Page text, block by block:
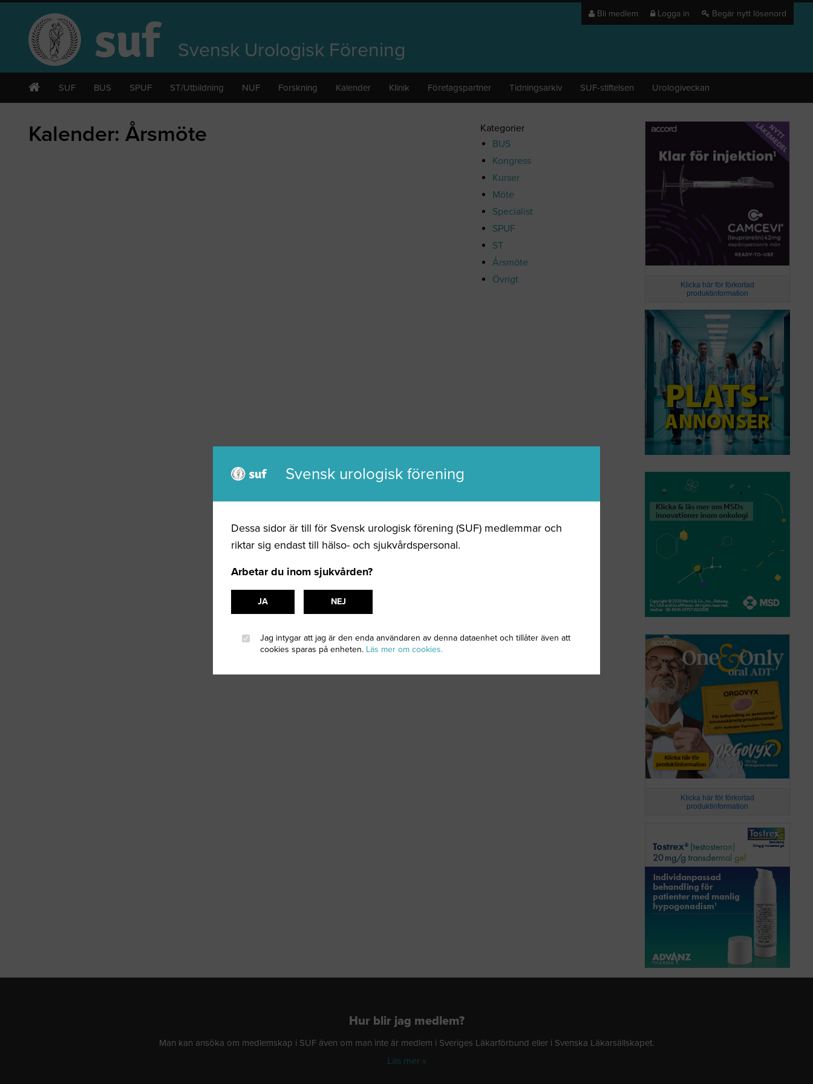
Bli medlem Logga in Begär nytt lösenord
Svensk Urologisk Förening
SUF BUS SPUF ST/Utbildning NUF Forskning Kalender Klinik Företagspartner Tidningsarkiv SUF-stiftelsen Urologiveckan
Kalender: Årsmöte
Kategorier
BUS
Kongress
Kurser
Möte
Specialist
SPUF
ST
Årsmöte
Övrigt
Klicka här för förkortad
produktinformation
Klicka här för förkortad
produktinformation
Hur blir jag medlem?
Man kan ansöka om medlemskap i SUF även om man inte är medlem i Sveriges Läkarförbund eller i Svenska Läkarsällskapet.
Läs mer »
Svensk urologisk förening
Dessa sidor är till för Svensk urologisk förening (SUF) medlemmar och
riktar sig endast till hälso- och sjukvårdspersonal.
Arbetar du inom sjukvården?
JA NEJ
Jag intygar att jag är den enda användaren av denna dataenhet och tillåter även att
cookies sparas på enheten. Läs mer om cookies.